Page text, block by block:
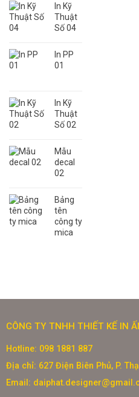
In Kỹ
Thuật
Số 04
In PP
01
In Kỹ
Thuật
Số 02
Mẫu
decal
02
Bảng
tên
công ty
mica
CÔNG TY TNHH THIẾT KẾ IN
Hotline: 098 1881 887
Địa chỉ: 627 Điện Biên Phủ, P.
Email: